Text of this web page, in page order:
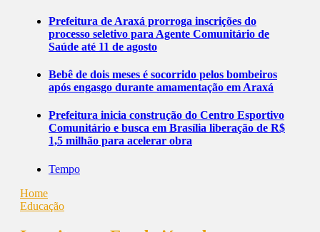
Prefeitura de Araxá prorroga inscrições do
processo seletivo para Agente Comunitário de
Saúde até 11 de agosto
Bebê de dois meses é socorrido pelos bombeiros
após engasgo durante amamentação em Araxá
Prefeitura inicia construção do Centro Esportivo
Comunitário e busca em Brasília liberação de R$
1,5 milhão para acelerar obra
Tempo
Home
Educação